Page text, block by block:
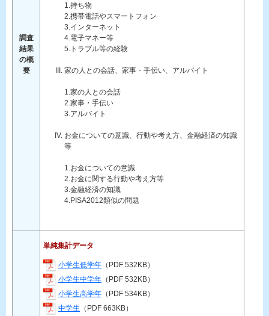
調査
結果
の概
要
1.持ち物
2.携帯電話やスマートフォン
3.インターネット
4.電子マネー等
5.トラブル等の経験
家の人との会話、家事・手伝い、アルバイト
1.家の人との会話
2.家事・手伝い
3.アルバイト
お金についての意識、行動や考え方、金融経済の知識
等
1.お金についての意識
2.お金に関する行動や考え方等
3.金融経済の知識
4.PISA2012類似の問題
単純集計データ
小学生低学年 （PDF 532KB）
小学生中学年 （PDF 532KB）
小学生高学年 （PDF 534KB）
中学生 （PDF 663KB）